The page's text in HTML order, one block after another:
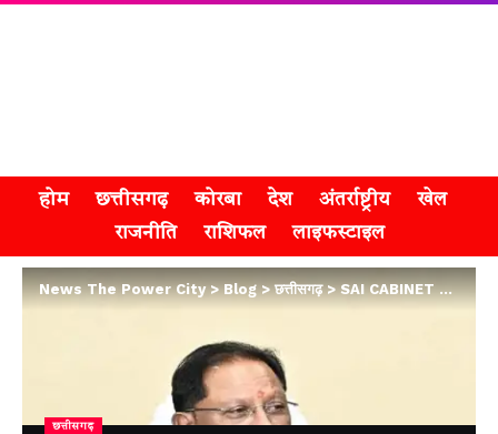
होम छत्तीसगढ़ कोरबा देश अंतर्राष्ट्रीय
खेल
राजनीति
राशिफल लाइफस्टाइल
News The Power City>Blog>छत्तीसगढ़>SAI CABINET MEETING : मुख्यमंत्री विष्णुदेव साय ने बुलाई अहम कैबिनेट बैठक, आज शाम मंत्रालय में होगी चर्चा
छत्तीसगढ़